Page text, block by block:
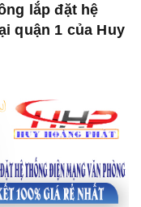
lắp đặt hệ
quận 1 của Huy